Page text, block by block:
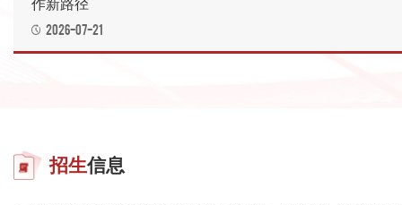
作新路径
2026-07-21
招生信息